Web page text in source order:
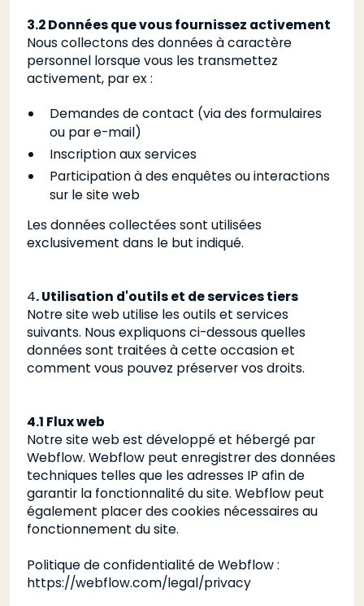
3.2 Données que vous fournissez activement
Nous collectons des données à caractère
personnel lorsque vous les transmettez
activement, par ex :
Demandes de contact (via des formulaires
ou par e-mail)
Inscription aux services
Participation à des enquêtes ou interactions
sur le site web
Les données collectées sont utilisées
exclusivement dans le but indiqué.
4. Utilisation d'outils et de services tiers
Notre site web utilise les outils et services
suivants. Nous expliquons ci-dessous quelles
données sont traitées à cette occasion et
comment vous pouvez préserver vos droits.
4.1 Flux web
Notre site web est développé et hébergé par
Webflow. Webflow peut enregistrer des données
techniques telles que les adresses IP afin de
garantir la fonctionnalité du site. Webflow peut
également placer des cookies nécessaires au
fonctionnement du site.
Politique de confidentialité de Webflow:
https://webflow.com/legal/privacy